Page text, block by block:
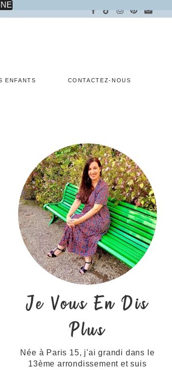
ENFANTS CONTACTEZ-NOUS
Je Vous En Dis
Plus
Née à Paris 15, j'ai grandi dans le
13ème arrondissement et suis